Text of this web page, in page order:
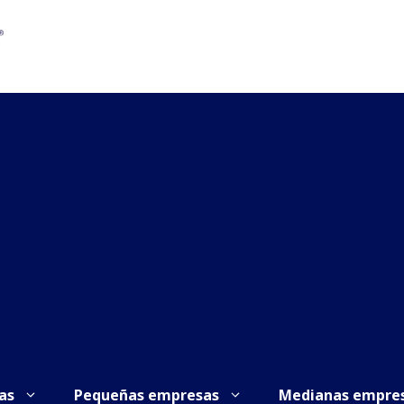
Pequeñas empresas Medianas